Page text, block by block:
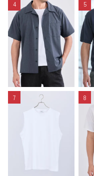
4 5
7 8